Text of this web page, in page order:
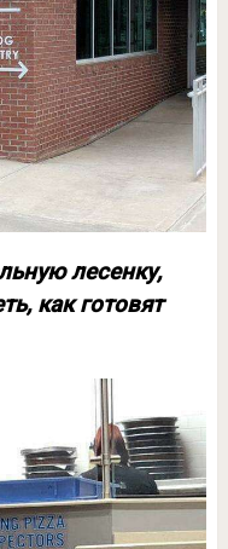
лесенку,
как готовят